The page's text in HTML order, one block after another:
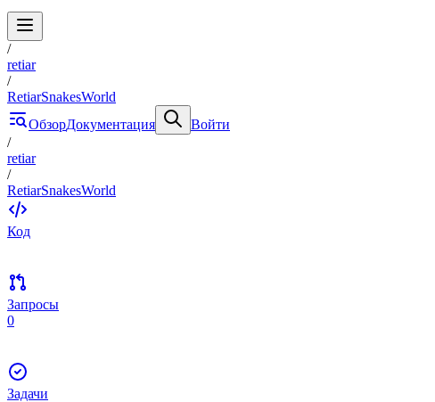
/
retiar
/
RetiarSnakesWorld
ОбзорДокументация
Войти
/
retiar
/
RetiarSnakesWorld
Код
Запросы
0
Задачи